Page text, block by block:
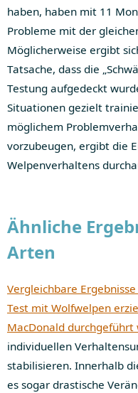
haben, haben mit 11
Probleme mit der
Möglicherweise ergibt
Tatsache, dass die
Testung aufgedeckt
Situationen gezielt
möglichem
vorzubeugen, ergibt die
Welpenverhaltens
Ähnliche
Arten
Vergleichbare
Test mit Wolfwelpen
MacDonald durchgeführt
individuellen
stabilisieren. Innerhalb
es sogar drastische